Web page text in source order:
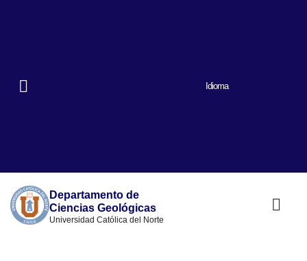
Idioma
Departamento de
Ciencias Geológicas
Universidad Católica del Norte